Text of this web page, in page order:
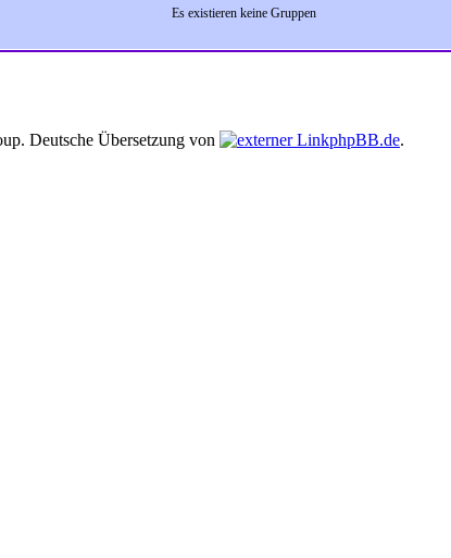
Es existieren keine Gruppen
Deutsche Übersetzung von phpBB.de.